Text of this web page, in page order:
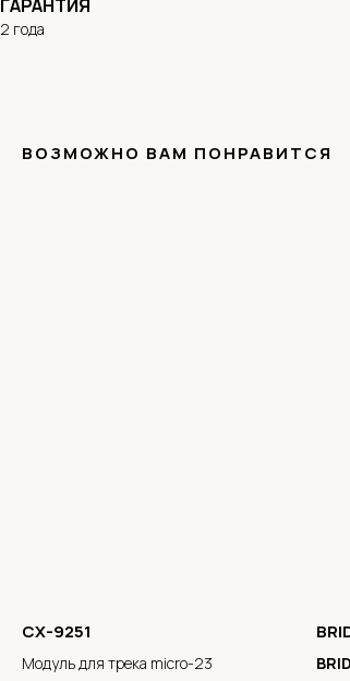
ГАРАНТИЯ
2 года
ВОЗМОЖНО ВАМ ПОНРАВИТСЯ
CX-9251
Модуль для трека micro-23